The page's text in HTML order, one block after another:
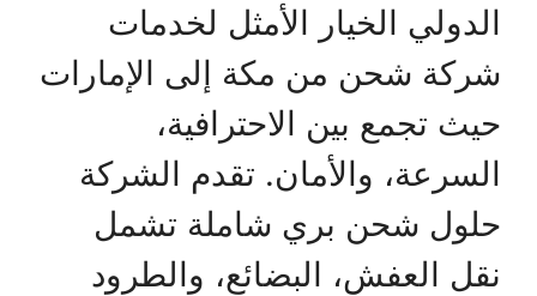
الدولي الخيار الأمثل لخدمات
شركة شحن من مكة إلى الإمارات
حيث تجمع بين الاحترافية،
السرعة، والأمان. تقدم الشركة
حلول شحن بري شاملة تشمل
نقل العفش، البضائع، والطرود